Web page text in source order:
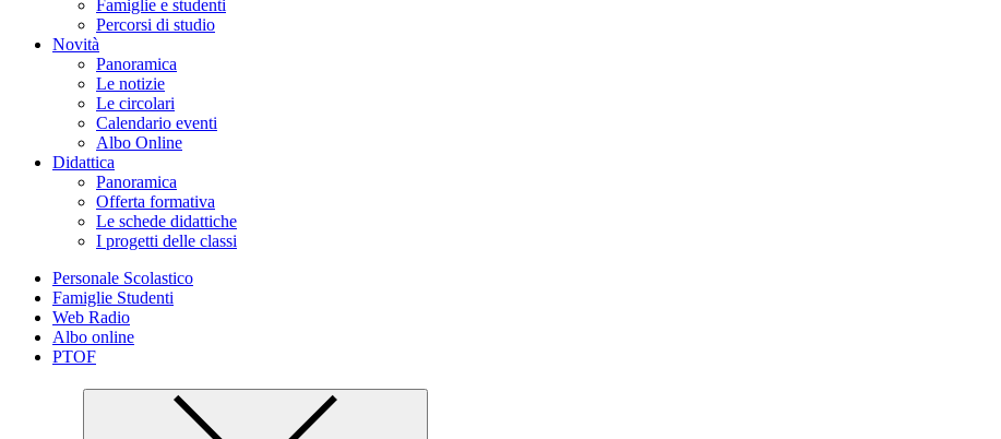
Famiglie e studenti
Percorsi di studio
Novità
Panoramica
Le notizie
Le circolari
Calendario eventi
Albo Online
Didattica
Panoramica
Offerta formativa
Le schede didattiche
I progetti delle classi
Personale Scolastico
Famiglie Studenti
Web Radio
Albo online
PTOF